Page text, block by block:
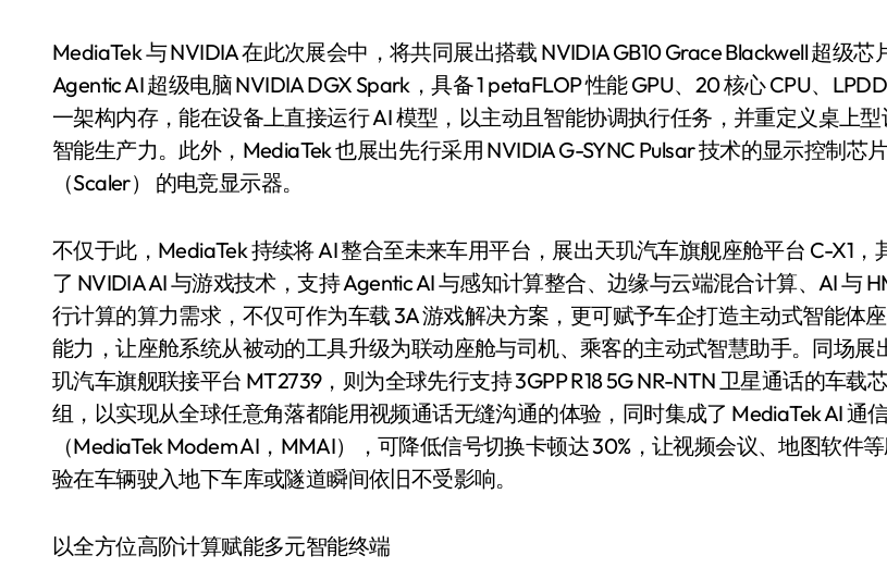
MediaTek 与 NVIDIA 在此次展会中，将共同展出搭载 NVIDIA GB10 Grace Blackwell 超级芯
Agentic AI 超级电脑 NVIDIA DGX Spark，具备 1 petaFLOP 性能 GPU、20 核心 CPU、
一架构内存，能在设备上直接运行 AI 模型，以主动且智能协调执行任务，并重定义桌上
智能生产力。此外，MediaTek 也展出先行采用 NVIDIA G-SYNC Pulsar 技术的显示控制芯
（Scaler） 的电竞显示器。
不仅于此，MediaTek 持续将 AI 整合至未来车用平台，展出天玑汽车旗舰座舱平台 C-X1，
了 NVIDIA AI 与游戏技术，支持 Agentic AI 与感知计算整合、边缘与云端混合计算、AI 与
行计算的算力需求，不仅可作为车载 3A 游戏解决方案，更可赋予车企打造主动式智能体
能力，让座舱系统从被动的工具升级为联动座舱与司机、乘客的主动式智慧助手。同场展
玑汽车旗舰联接平台 MT2739，则为全球先行支持 3GPP R18 5G NR-NTN 卫星通话的车载
组，以实现从全球任意角落都能用视频通话无缝沟通的体验，同时集成了 MediaTek AI 通
（MediaTek Modem AI，MMAI），可降低信号切换卡顿达 30%，让视频会议、地图软件
验在车辆驶入地下车库或隧道瞬间依旧不受影响。
以全方位高阶计算赋能多元智能终端
电视 小家电